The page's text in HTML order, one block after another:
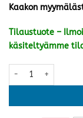
Kaakon
Tilaustuote –
käsiteltyämme
Himmelsnäs